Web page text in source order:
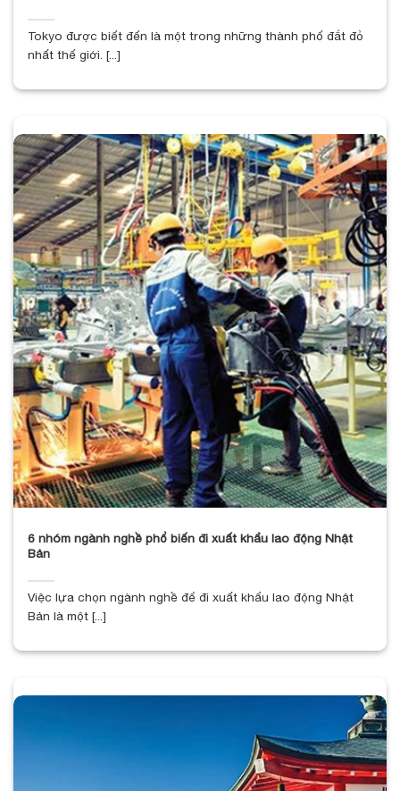
Tokyo được biết đến là một trong những thành phố đắt đỏ
nhất thế giới. [...]
6 nhóm ngành nghề phổ biến đi xuất khẩu lao động Nhật
Bản
Việc lựa chọn ngành nghề để đi xuất khẩu lao động Nhật
Bản là một [...]